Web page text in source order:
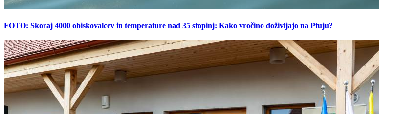
FOTO: Skoraj 4000 obiskovalcev in temperature nad 35 stopinj: Kako vročino doživljajo na Ptuju?